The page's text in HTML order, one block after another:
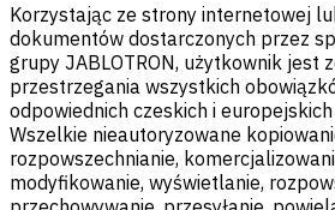
Korzystając ze strony internetowej
dokumentów dostarczonych przez
grupy JABLOTRON, użytkownik jest
przestrzegania wszystkich
odpowiednich czeskich i
Wszelkie nieautoryzowane
rozpowszechnianie,
modyfikowanie, wyświetlanie,